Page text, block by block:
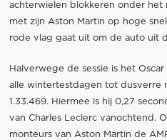
achterwielen blokkeren onder het
met zijn Aston Martin op hoge
rode vlag gaat uit om de auto uit
Halverwege de sessie is het
alle wintertestdagen tot dusverre
1.33.469. Hiermee is hij 0,27
van Charles Leclerc vanochtend.
monteurs van Aston Martin de